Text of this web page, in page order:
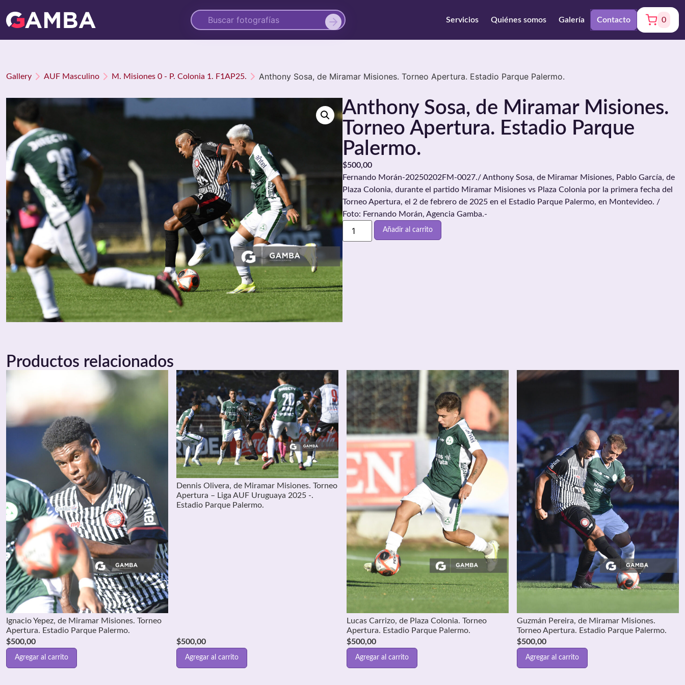
Servicios Quiénes somos Galería Contacto 0
Gallery AUF Masculino M. Misiones 0 - P. Colonia 1. F1AP25. Anthony Sosa, de Miramar Misiones. Torneo Apertura. Estadio Parque Palermo.
Anthony Sosa, de Miramar Misiones.
Torneo Apertura. Estadio Parque
Palermo.
$500,00
Fernando Morán-20250202FM-0027./ Anthony Sosa, de Miramar Misiones, Pablo García, de
Plaza Colonia, durante el partido Miramar Misiones vs Plaza Colonia por la primera fecha del
Torneo Apertura, el 2 de febrero de 2025 en el Estadio Parque Palermo, en Montevideo. /
Foto: Fernando Morán, Agencia Gamba.-
Añadir al carrito
Productos relacionados
Ignacio Yepez, de Miramar Misiones. Torneo
Apertura. Estadio Parque Palermo.
$500,00
Agregar al carrito
Dennis Olivera, de Miramar Misiones. Torneo
Apertura – Liga AUF Uruguaya 2025 -.
Estadio Parque Palermo.
$500,00
Agregar al carrito
Lucas Carrizo, de Plaza Colonia. Torneo
Apertura. Estadio Parque Palermo.
$500,00
Agregar al carrito
Guzmán Pereira, de Miramar Misiones.
Torneo Apertura. Estadio Parque Palermo.
$500,00
Agregar al carrito